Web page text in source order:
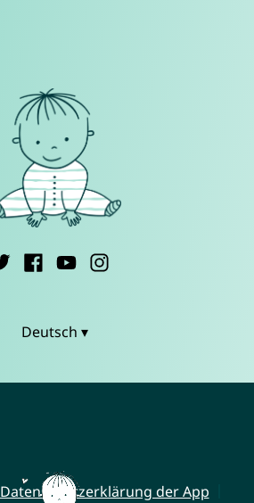
Deutsch ▾
Datenschutzerklärung der App